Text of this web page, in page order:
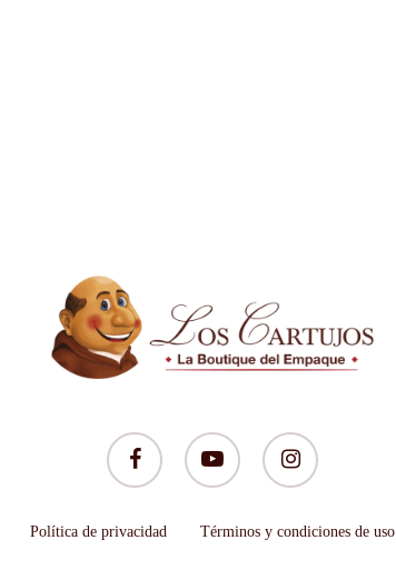
facebook youtube instagram
Política de privacidad Términos y condiciones de uso